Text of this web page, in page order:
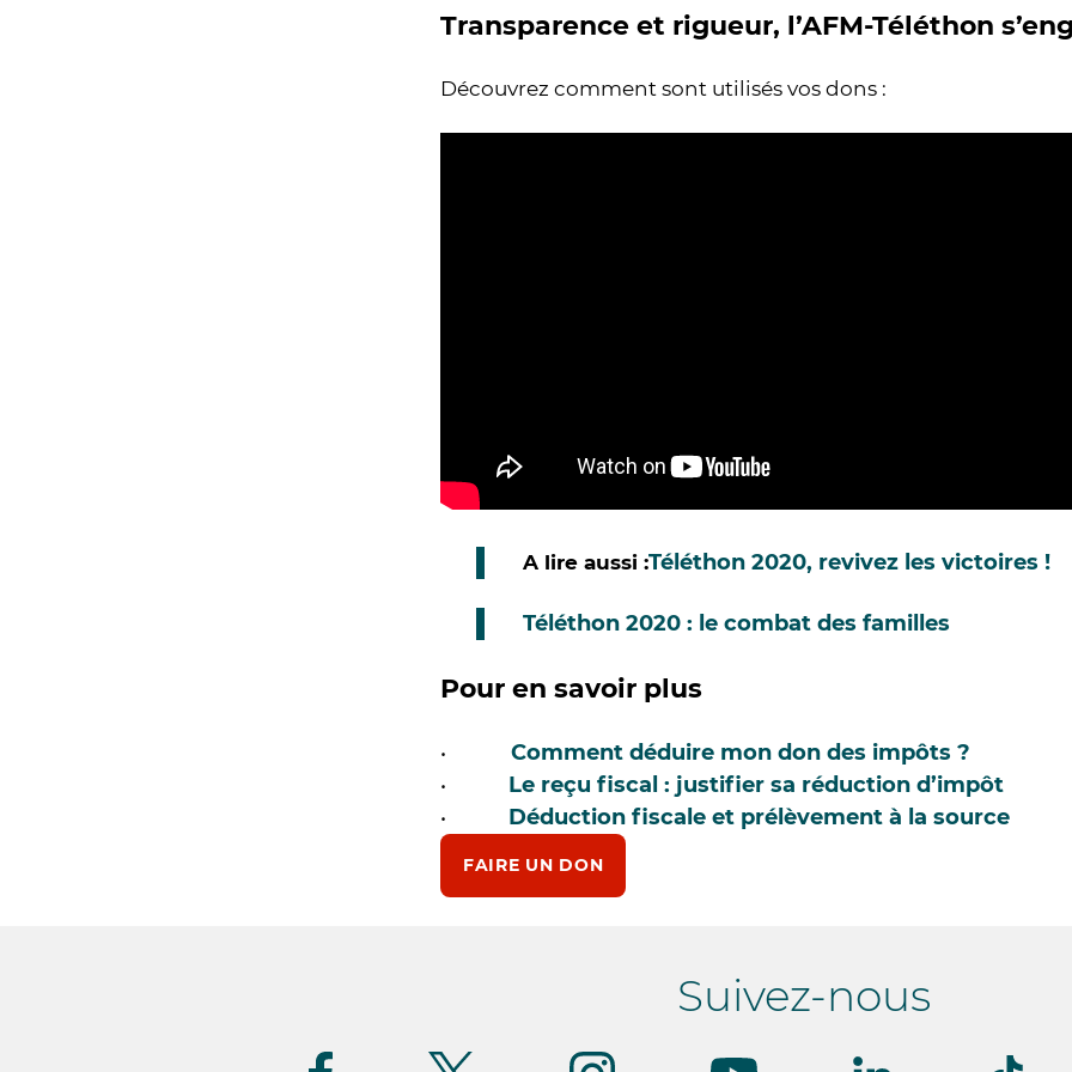
Transparence et rigueur, l’AFM-Téléthon
Découvrez comment sont utilisés vos dons :
A lire aussi :Téléthon 2020, revivez les victoires !
Téléthon 2020 : le combat des familles
Pour en savoir plus
• Comment déduire mon don des impôts ?
• Le reçu fiscal : justifier sa réduction d’impôt
• Déduction fiscale et prélèvement à la source
FAIRE UN DON
Suivez-nous